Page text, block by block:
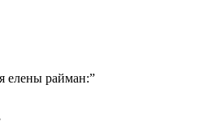
елены райман:”